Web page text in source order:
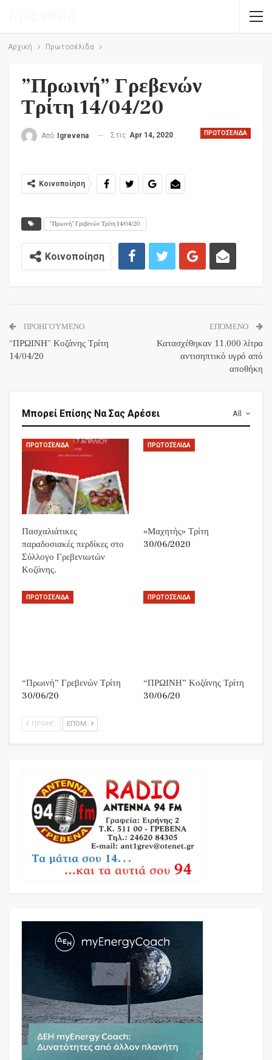
Αρχική Πρωτοσέλιδα
”Πρωινή” Γρεβενών
Τρίτη 14/04/20
ΠΡΩΤΟΣΈΛΙΔΑ
Από Igrevena Στις Apr 14, 2020
Κοινοποίηση
”Πρωινή” Γρεβενών Τρίτη 14/04/20
Κοινοποίηση
ΠΡΟΗΓΟΎΜΕΝΟ
“ΠΡΩΙΝΗ” Κοζάνης Τρίτη
14/04/20
ΕΠΌΜΕΝΟ
Κατασχέθηκαν 11.000 λίτρα
αντισηπτικό υγρό από
αποθήκη
All
Μπορεί Επίσης Να Σας Αρέσει
ΠΡΩΤΟΣΈΛΙΔΑ
Πασχαλιάτικες
παραδοσιακές περδίκες στο
Σύλλογο Γρεβενιωτών
Κοζάνης.
ΠΡΩΤΟΣΈΛΙΔΑ
«Μαχητής» Τρίτη
30/06/2020
ΠΡΩΤΟΣΈΛΙΔΑ
“Πρωινή” Γρεβενών Τρίτη
30/06/20
ΠΡΩΤΟΣΈΛΙΔΑ
“ΠΡΩΙΝΗ” Κοζάνης Τρίτη
30/06/20
ΠΡΟΗΓ. ΕΠΌΜ.